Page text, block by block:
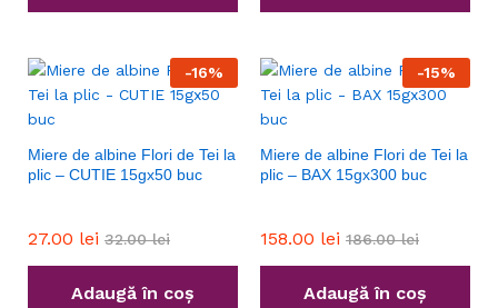
-16%
Miere de albine Flori de Tei la
plic – CUTIE 15gx50 buc
27.00 lei 32.00lei
Adaugă în coș
-15%
Miere de albine Flori de Tei la
plic – BAX 15gx300 buc
158.00 lei 186.00lei
Adaugă în coș